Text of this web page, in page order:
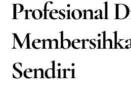
Profesional
Sendiri